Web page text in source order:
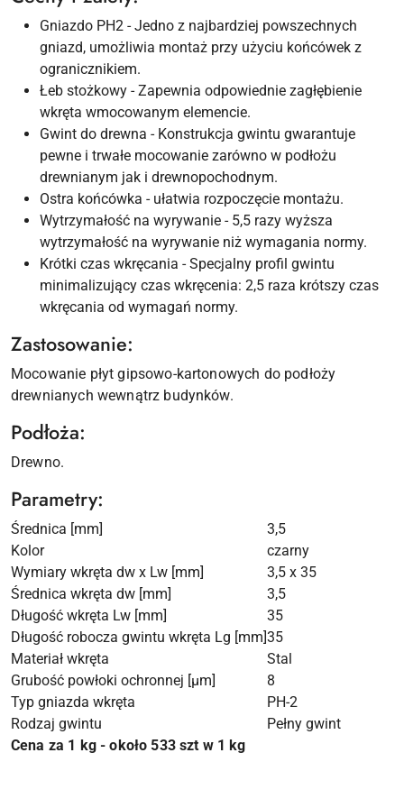
Gniazdo PH2 - Jedno z najbardziej powszechnych
gniazd, umożliwia montaż przy użyciu końcówek z
ogranicznikiem.
Łeb stożkowy - Zapewnia odpowiednie zagłębienie
wkręta wmocowanym elemencie.
Gwint do drewna - Konstrukcja gwintu gwarantuje
pewne i trwałe mocowanie zarówno w podłożu
drewnianym jak i drewnopochodnym.
Ostra końcówka - ułatwia rozpoczęcie montażu.
Wytrzymałość na wyrywanie - 5,5 razy wyższa
wytrzymałość na wyrywanie niż wymagania normy.
Krótki czas wkręcania - Specjalny profil gwintu
minimalizujący czas wkręcenia: 2,5 raza krótszy czas
wkręcania od wymagań normy.
Zastosowanie:
Mocowanie płyt gipsowo-kartonowych do podłoży
drewnianych wewnątrz budynków.
Podłoża:
Drewno.
Parametry:
Średnica [mm]
3,5
Kolor
czarny
Wymiary wkręta dw x Lw [mm]
3,5 x 35
Średnica wkręta dw [mm]
3,5
Długość wkręta Lw [mm]
35
Długość robocza gwintu wkręta Lg [mm]35
Materiał wkręta
Stal
Grubość powłoki ochronnej [µm]
8
Typ gniazda wkręta
PH-2
Rodzaj gwintu
Pełny gwint
Cena za 1 kg - około 533 szt w 1 kg